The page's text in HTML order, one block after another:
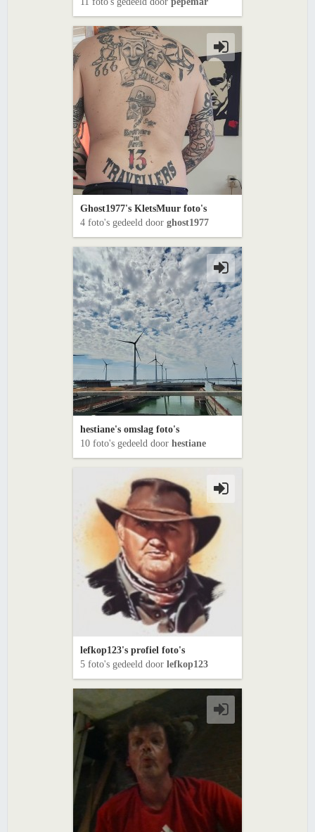
Ghost1977's KletsMuur foto's
4 foto's gedeeld door ghost1977
hestiane's omslag foto's
10 foto's gedeeld door hestiane
lefkop123's profiel foto's
5 foto's gedeeld door lefkop123